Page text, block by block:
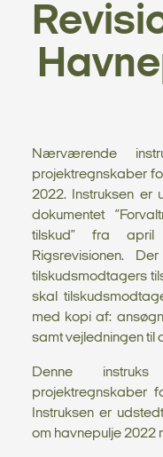
Nærværende
projektregnskaber
2022. Instruksen er
dokumentet
tilskud” fra
Rigsrevisionen.
tilskudsmodtagers
skal
med kopi af:
samt vejledningen til
Denne
projektregnskaber
Instruksen er
om havnepulje 2022